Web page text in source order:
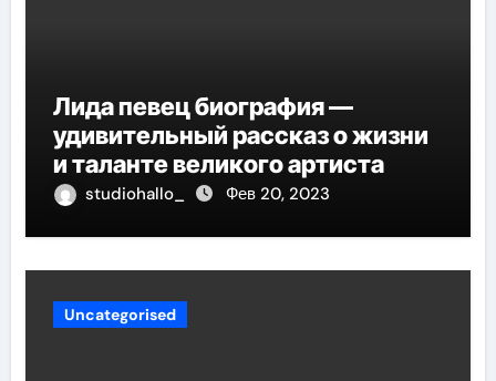
Лида певец биография —
удивительный рассказ о жизни
и таланте великого артиста
studiohallo_ Фев 20, 2023
Uncategorised